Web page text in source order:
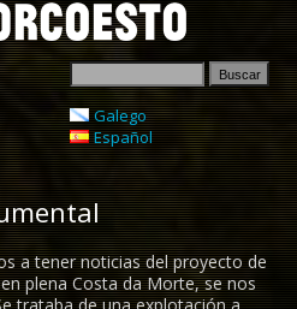
Galego
Español
a tener noticias del proyecto de
plena Costa da Morte, se nos